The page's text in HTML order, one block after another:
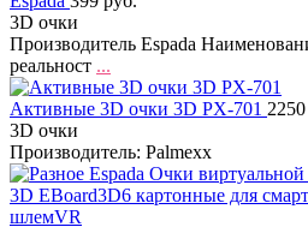
3D очки
Производитель Espada
реальност ...
Активные 3D очки 3D PX-701
3D очки
Производитель: Palmexx